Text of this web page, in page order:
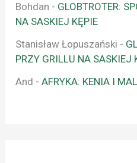
Bohdan - GLOBTROTER:
NA SASKIEJ KĘPIE
Stanisław Łopuszański -
PRZY GRILLU NA SASKIEJ
And -AFRYKA: KENIA I